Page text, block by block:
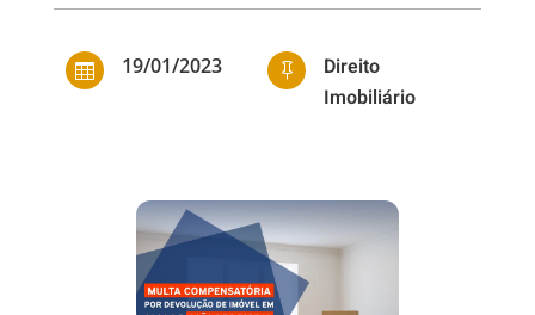
 19/01/2023 
Direito
Imobiliário